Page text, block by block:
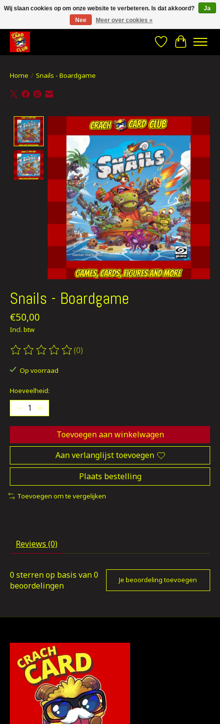
CRACH CARD CLUB , The best place to Geek out!
Verlanglijst
Home / Snails - Boardgame
Product image slideshow Items
Snails - Boardgame
€50,00
Incl. btw
De beoordeling van dit product is
(0)
Op voorraad
Hoeveelheid:
Toevoegen aan winkelwagen
Aan verlanglijst toevoegen
Plaats bestelling
Toevoegen om te vergelijken
Reviews (0)
0 sterren op basis van0
beoordelingen
Je beoordeling toevoegen
Wij slaan cookies op om onze website te verbeteren. Is dat akkoord?
Ja
Nee
Meer over cookies »